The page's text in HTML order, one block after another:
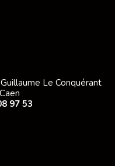
Le Conquérant
97 53